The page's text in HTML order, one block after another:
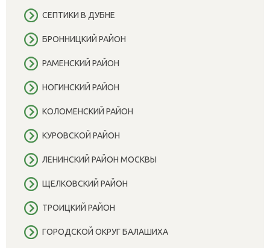
СЕПТИКИ В ДУБНЕ
БРОННИЦКИЙ РАЙОН
РАМЕНСКИЙ РАЙОН
НОГИНСКИЙ РАЙОН
КОЛОМЕНСКИЙ РАЙОН
КУРОВСКОЙ РАЙОН
ЛЕНИНСКИЙ РАЙОН МОСКВЫ
ЩЕЛКОВСКИЙ РАЙОН
ТРОИЦКИЙ РАЙОН
ГОРОДСКОЙ ОКРУГ БАЛАШИХА